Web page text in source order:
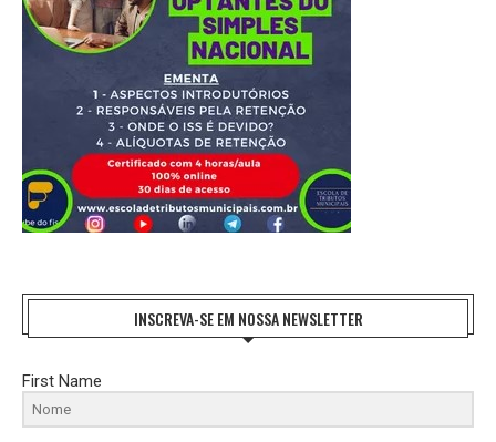
INSCREVA-SE EM NOSSA NEWSLETTER
First Name